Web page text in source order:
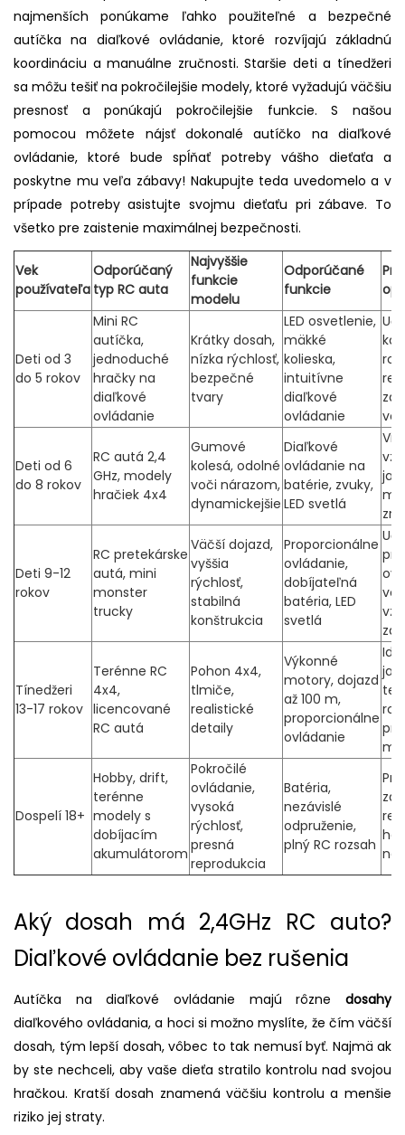
najmenších ponúkame ľahko použiteľné a bezpečné
autíčka na diaľkové ovládanie, ktoré rozvíjajú základnú
koordináciu a manuálne zručnosti. Staršie deti a tínedžeri
sa môžu tešiť na pokročilejšie modely, ktoré vyžadujú väčšiu
presnosť a ponúkajú pokročilejšie funkcie. S našou
pomocou môžete nájsť dokonalé autíčko na diaľkové
ovládanie, ktoré bude spĺňať potreby vášho dieťaťa a
poskytne mu veľa zábavy! Nakupujte teda uvedomelo a v
prípade potreby asistujte svojmu dieťaťu pri zábave. To
všetko pre zaistenie maximálnej bezpečnosti.
Vek
používateľa
Odporúčaný
typ RC auta
Najvyššie
funkcie
modelu
Odporúčané
funkcie
Deti od 3
do 5 rokov
Mini RC
autíčka,
jednoduché
hračky na
diaľkové
ovládanie
Krátky dosah,
nízka rýchlosť,
bezpečné
tvary
LED osvetlenie,
mäkké
kolieska,
intuitívne
diaľkové
ovládanie
Učí
Deti od 6
do 8 rokov
RC autá 2,4
GHz, modely
hračiek 4x4
Gumové
kolesá, odolné
voči nárazom,
dynamickejšie
Diaľkové
ovládanie na
batérie, zvuky,
LED svetlá
Deti 9-12
rokov
RC pretekárske
autá, mini
monster
trucky
Väčší dojazd,
vyššia
rýchlosť,
stabilná
konštrukcia
Proporcionálne
ovládanie,
dobíjateľná
batéria, LED
svetlá
Tínedžeri
13-17 rokov
Terénne RC
4x4,
licencované
RC autá
Pohon 4x4,
tlmiče,
realistické
detaily
Výkonné
motory, dojazd
až 100 m,
proporcionálne
ovládanie
pre
Dospelí 18+
Hobby, drift,
terénne
modely s
dobíjacím
akumulátorom
Pokročilé
ovládanie,
vysoká
rýchlosť,
presná
reprodukcia
Batéria,
nezávislé
odpruženie,
plný RC rozsah
Aký dosah má 2,4GHz RC auto?
Diaľkové ovládanie bez rušenia
Autíčka na diaľkové ovládanie majú rôzne dosahy
diaľkového ovládania, a hoci si možno myslíte, že čím väčší
dosah, tým lepší dosah, vôbec to tak nemusí byť. Najmä ak
by ste nechceli, aby vaše dieťa stratilo kontrolu nad svojou
hračkou. Kratší dosah znamená väčšiu kontrolu a menšie
riziko jej straty.